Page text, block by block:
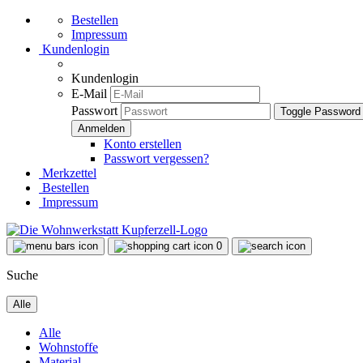
Bestellen
Impressum
Kundenlogin
Kundenlogin
E-Mail
Passwort
Toggle
Konto erstellen
Passwort vergessen?
Merkzettel
Bestellen
Impressum
0
Suche
Alle
Alle
Wohnstoffe